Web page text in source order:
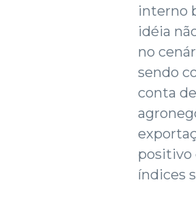
interno
idéia
no
sendo
conta
positivo
índices